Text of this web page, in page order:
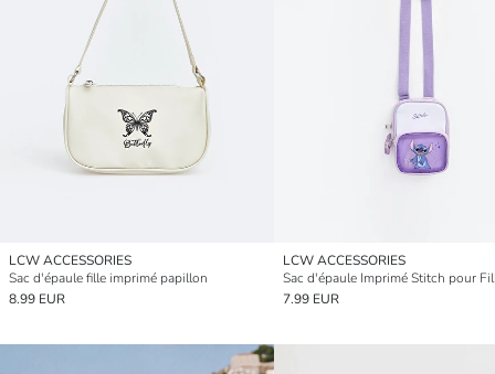
LCW ACCESSORIES
Sac d'épaule fille imprimé papillon
8.99 EUR
LCW ACCESSORIES
Sac d'épaule Imprimé Stitch pour
7.99 EUR